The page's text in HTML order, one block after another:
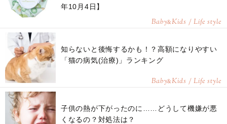
年10月4日】
Baby&Kids / Life style
知らないと後悔するかも！？高額になりやすい
「猫の病気(治療)」ランキング
Baby&Kids / Life style
子供の熱が下がったのに……どうして機嫌が悪
くなるの？対処法は？